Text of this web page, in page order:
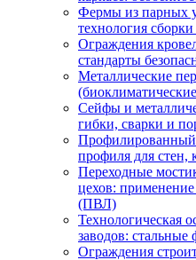
Фермы из парных
технология
Ограждения
стандарты
Металлические
Сейфы и
гибки, сварки и
профиля для стен,
Переходные
цехов:
(ПВЛ)
Технологическая
заводов:
Ограждения